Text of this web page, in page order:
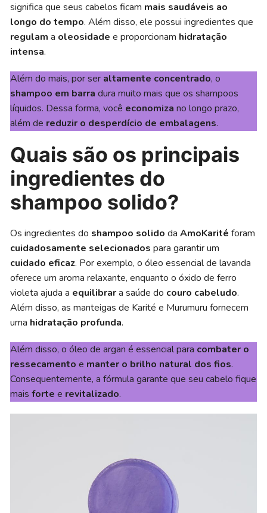
significa que seus cabelos ficam mais saudáveis ao
longo do tempo. Além disso, ele possui ingredientes que
regulama oleosidadee proporcionam hidratação
intensa.
Além do mais, por ser altamente concentrado, o
shampoo em barra dura muito mais que os shampoos
líquidos. Dessa forma, você economiza no longo prazo,
além de reduzir o desperdício de embalagens.
Quais são os principais
ingredientes do
shampoo solido?
Os ingredientes do shampoo solido daAmoKarité foram
cuidadosamente selecionadospara garantir um
cuidado eficaz. Por exemplo, o óleo essencial de lavanda
oferece um aroma relaxante, enquanto o óxido de ferro
violeta ajuda a equilibrara saúde do couro cabeludo.
Além disso, as manteigas de Karité e Murumuru fornecem
uma hidratação profunda.
Além disso, o óleo de argan é essencial para combater o
ressecamento e manter o brilho natural dos fios.
Consequentemente, a fórmula garante que seu cabelo fique
maisfortee revitalizado.